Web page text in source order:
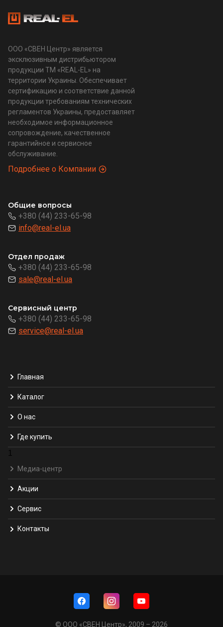
ООО «СВЕН Центр» является
эксклюзивным дистрибьютором
продукции ТМ «REAL-EL» на
территории Украины. Обеспечивает
сертификацию и соответствие данной
продукции требованиям технических
регламентов Украины, предоставляет
необходимое информационное
сопровождение, качественное
гарантийное и сервисное
обслуживание.
Подробнее о Компании
Общие вопросы
+380 (44) 233-65-98
info@real-el.ua
Отдел продаж
+380 (44) 233-65-98
sale@real-el.ua
Сервисный центр
+380 (44) 233-65-98
service@real-el.ua
Главная
Каталог
О нас
Где купить
1
Медиа-центр
Акции
Сервис
Контакты
© ООО «СВЕН Центр», 2009 – 2026